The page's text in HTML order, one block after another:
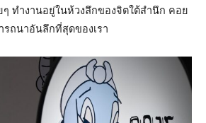
ทำงานอยู่ในห้วงลึกของจิตใต้สำนึก คอย
รถนาอันลึกที่สุดของเรา